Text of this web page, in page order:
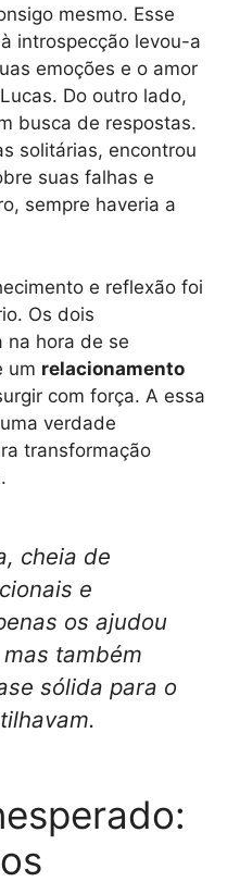
mesmo. Esse
introspecção levou-a
emoções e o amor
Do outro lado,
busca de respostas.
solitárias, encontrou
suas falhas e
sempre haveria a
e reflexão foi
Os dois
na hora de se
um relacionamento
com força. A essa
verdade
transformação
cheia de
e
os ajudou
também
sólida para o